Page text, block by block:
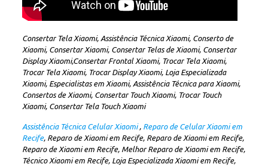
Consertar Tela Xiaomi, Assistência Técnica Xiaomi, Conserto de
Xiaomi, Consertar Xiaomi, Consertar Telas de Xiaomi, Consertar
Display Xiaomi,Consertar Frontal Xiaomi, Trocar Tela Xiaomi,
Trocar Tela Xiaomi, Trocar Display Xiaomi, Loja Especializada
Xiaomi, Especialistas em Xiaomi, Assistência Técnica para Xiaomi,
Consertos de Xiaomi, Consertar Touch Xiaomi, Trocar Touch
Xiaomi, Consertar Tela Touch Xiaomi
Assistência Técnica Celular Xiaomi, Reparo de Celular Xiaomi em
Recife, Reparo de Xiaomi em Recife, Reparo de Xiaomi em Recife,
Reparo de Xiaomi em Recife, Melhor Reparo de Xiaomi em Recife,
Técnico Xiaomi em Recife, Loja Especializada Xiaomi em Recife,